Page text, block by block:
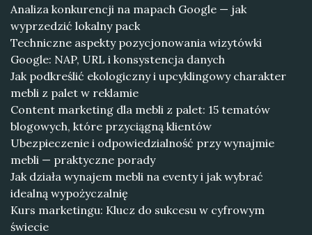
Analiza konkurencji na mapach Google — jak
wyprzedzić lokalny pack
Techniczne aspekty pozycjonowania wizytówki
Google: NAP, URL i konsystencja danych
Jak podkreślić ekologiczny i upcyklingowy charakter
mebli z palet w reklamie
Content marketing dla mebli z palet: 15 tematów
blogowych, które przyciągną klientów
Ubezpieczenie i odpowiedzialność przy wynajmie
mebli — praktyczne porady
Jak działa wynajem mebli na eventy i jak wybrać
idealną wypożyczalnię
Kurs marketingu: Klucz do sukcesu w cyfrowym
świecie